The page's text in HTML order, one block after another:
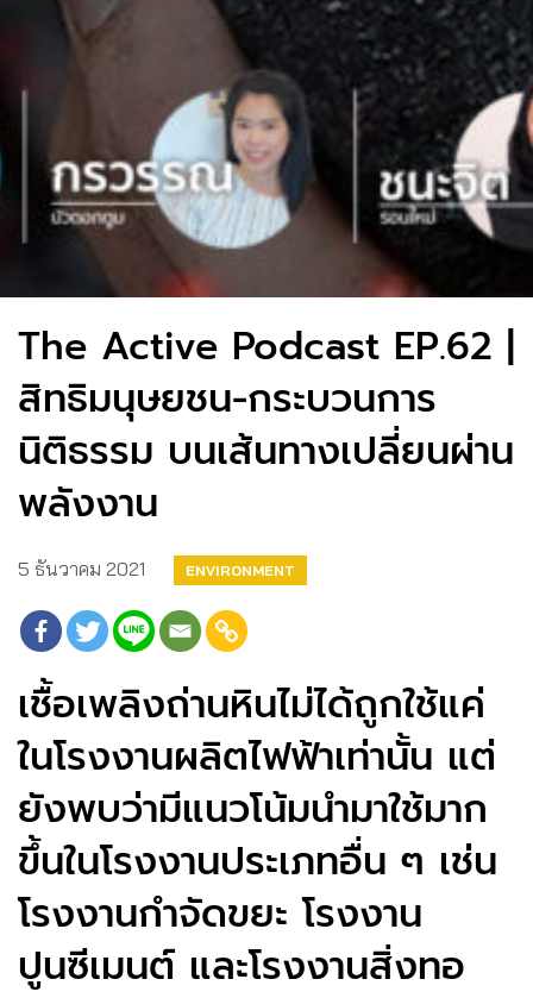
The Active Podcast EP.62 |
สิทธิมนุษยชน-กระบวนการ
นิติธรรม บนเส้นทางเปลี่ยนผ่าน
พลังงาน
5 ธันวาคม 2021 ENVIRONMENT
เชื้อเพลิงถ่านหินไม่ได้ถูกใช้แค่
ในโรงงานผลิตไฟฟ้าเท่านั้น แต่
ยังพบว่ามีแนวโน้มนำมาใช้มาก
ขึ้นในโรงงานประเภทอื่น ๆ เช่น
โรงงานกำจัดขยะ โรงงาน
ปูนซีเมนต์ และโรงงานสิ่งทอ